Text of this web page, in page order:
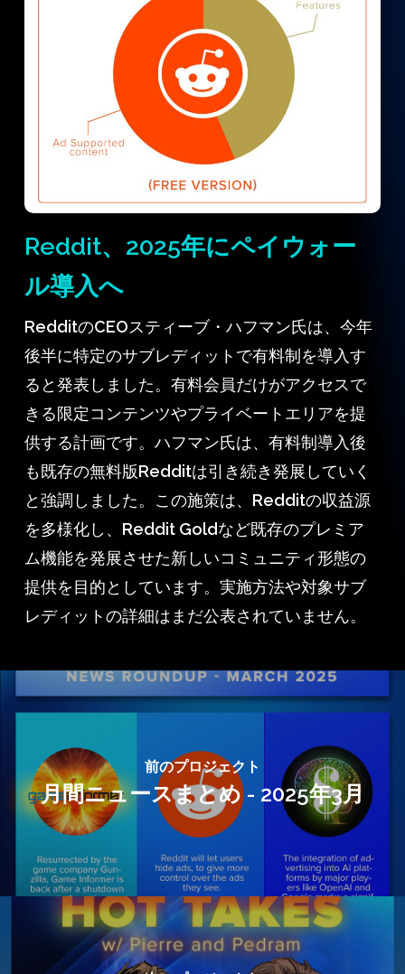
Reddit、2025年にペイウォー
ル導入へ
RedditのCEOスティーブ・ハフマン氏は、今年
後半に特定のサブレディットで有料制を導入す
ると発表しました。有料会員だけがアクセスで
きる限定コンテンツやプライベートエリアを提
供する計画です。ハフマン氏は、有料制導入後
も既存の無料版Redditは引き続き発展していく
と強調しました。この施策は、Redditの収益源
を多様化し、Reddit Goldなど既存のプレミア
ム機能を発展させた新しいコミュニティ形態の
提供を目的としています。実施方法や対象サブ
レディットの詳細はまだ公表されていません。
前のプロジェクト
月間ニュースまとめ - 2025年3月